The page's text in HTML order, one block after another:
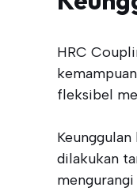
HRC
fleksibel
dilakukan